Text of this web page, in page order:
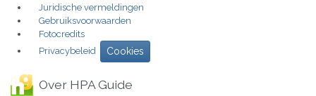
Juridische vermeldingen
Gebruiksvoorwaarden
Fotocredits
Privacybeleid
Cookies
Over HPA Guide